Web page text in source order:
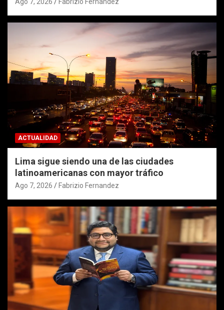
ACTUALIDAD
Lima sigue siendo una de las ciudades
latinoamericanas con mayor tráfico
Ago 7, 2026 Fabrizio Fernandez